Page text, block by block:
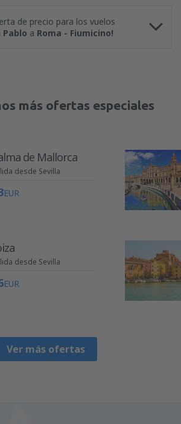
de precio para los vuelos
Pablo a Roma - Fiumicino!
más ofertas especiales
de Mallorca
desde Sevilla
EUR
desde Sevilla
EUR
Ver más ofertas